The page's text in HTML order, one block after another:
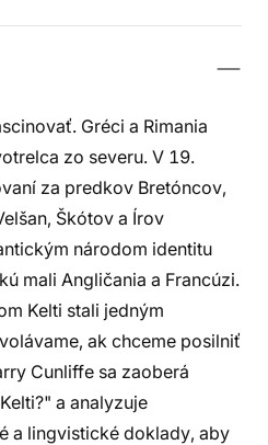
Gréci a Rimania
zo severu. V 19.
za predkov Bretóncov,
Škótov a Írov
národom identitu
mali Angličania a Francúzi.
Kelti stali jedným
ak chceme posilniť
Cunliffe sa zaoberá
a analyzuje
a lingvistické doklady, aby